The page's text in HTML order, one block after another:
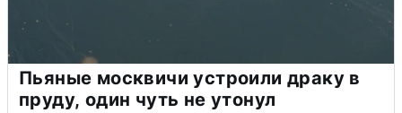
Пьяные москвичи устроили драку в
пруду, один чуть не утонул